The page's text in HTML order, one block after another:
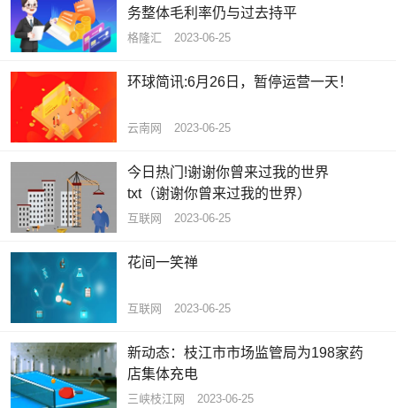
务整体毛利率仍与过去持平
格隆汇 2023-06-25
环球简讯:6月26日，暂停运营一天！
云南网 2023-06-25
今日热门!谢谢你曾来过我的世界
txt（谢谢你曾来过我的世界）
互联网 2023-06-25
花间一笑禅
互联网 2023-06-25
新动态：枝江市市场监管局为198家药
店集体充电
三峡枝江网 2023-06-25